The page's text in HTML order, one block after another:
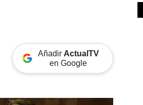
Añadir ActualTV
en Google